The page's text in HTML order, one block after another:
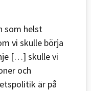
som helst
vi skulle börja
[…] skulle vi
och
är på